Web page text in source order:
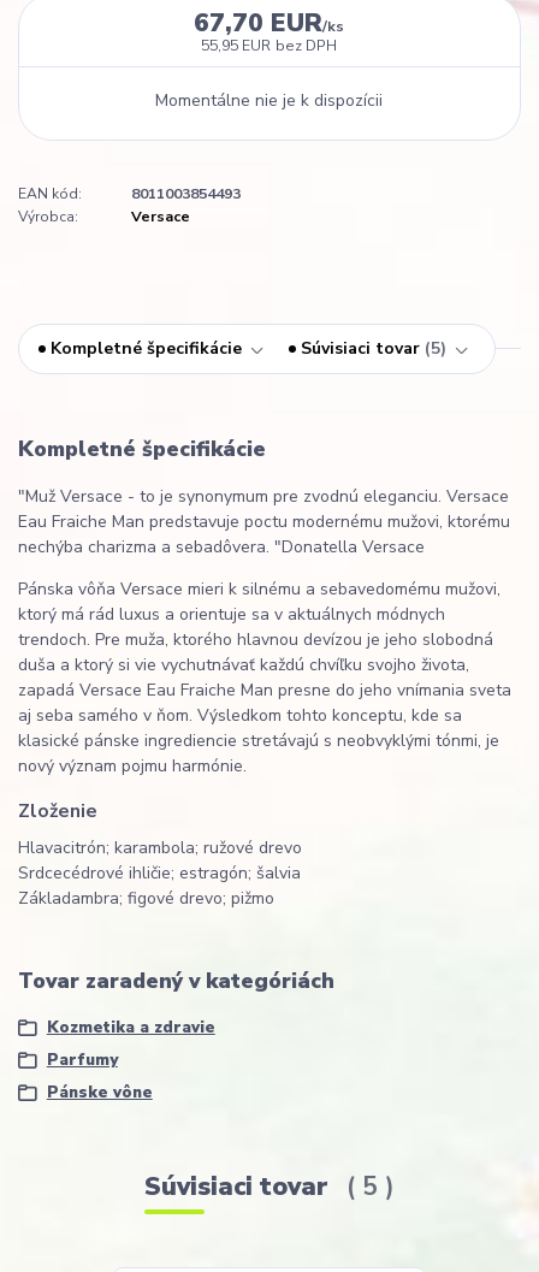
67,70 EUR/ks
55,95 EUR bez DPH
Momentálne nie je k dispozícii
EAN kód:
8011003854493
Výrobca:
Versace
Kompletné špecifikácie Súvisiaci tovar 5
Kompletné špecifikácie
"Muž Versace - to je synonymum pre zvodnú eleganciu. Versace
Eau Fraiche Man predstavuje poctu modernému mužovi, ktorému
nechýba charizma a sebadôvera. "Donatella Versace
Pánska vôňa Versace mieri k silnému a sebavedomému mužovi,
ktorý má rád luxus a orientuje sa v aktuálnych módnych
trendoch. Pre muža, ktorého hlavnou devízou je jeho slobodná
duša a ktorý si vie vychutnávať každú chvíľku svojho života,
zapadá Versace Eau Fraiche Man presne do jeho vnímania sveta
aj seba samého v ňom. Výsledkom tohto konceptu, kde sa
klasické pánske ingrediencie stretávajú s neobvyklými tónmi, je
nový význam pojmu harmónie.
Zloženie
Hlavacitrón; karambola; ružové drevo
Srdcecédrové ihličie; estragón; šalvia
Základambra; figové drevo; pižmo
Tovar zaradený v kategóriách
Kozmetika a zdravie
Parfumy
Pánske vône
Súvisiaci tovar 5